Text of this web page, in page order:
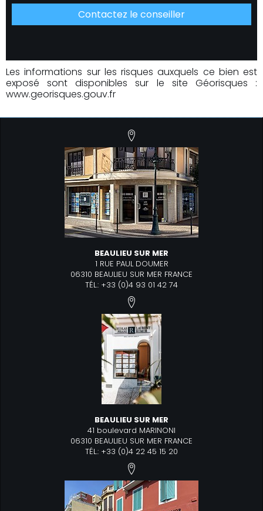
Contactez le conseiller
Les informations sur les risques auxquels ce bien est
exposé sont disponibles sur le site Géorisques :
www.georisques.gouv.fr
BEAULIEU SUR MER
1 RUE PAUL DOUMER
06310 BEAULIEU SUR MER FRANCE
TÉL.: +33 (0)4 93 01 42 74
BEAULIEU SUR MER
41 boulevard MARINONI
06310 BEAULIEU SUR MER FRANCE
TÉL.: +33 (0)4 22 45 15 20